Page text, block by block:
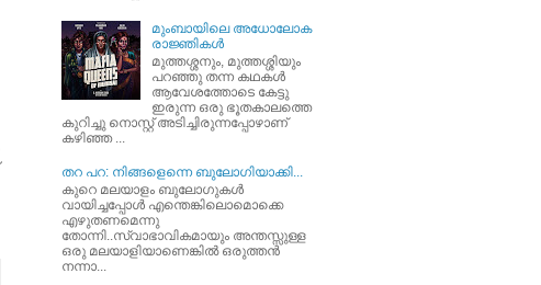
മുംബായിലെ അധോലോക
രാജ്ഞികള്‍
മുത്തശ്ശനും, മുത്തശ്ശിയും
പറഞ്ഞു തന്ന കഥകള്‍
ആവേശത്തോടെ കേട്ടു
ഇരുന്ന ഒരു ഭൂതകാലത്തെ
കുറിച്ചു നൊസ്റ്റ് അടിച്ചിരുന്നപ്പോഴാണ്
കഴിഞ്ഞ ...
തറ പറ: നിങ്ങളെന്നെ ബുലോഗിയാക്കി...
കുറെ മലയാളം ബുലോഗുകള്‍
വായിച്ചപ്പോള്‍ എന്തെങ്കിലൊമൊക്കെ
എഴുതണമെന്നു
തോന്നി..സ്വാഭാവികമായും അന്തസ്സുള്ള
ഒരു മലയാളിയാണെങ്കില്‍ ഒരുത്തന്‍
നന്നാ...